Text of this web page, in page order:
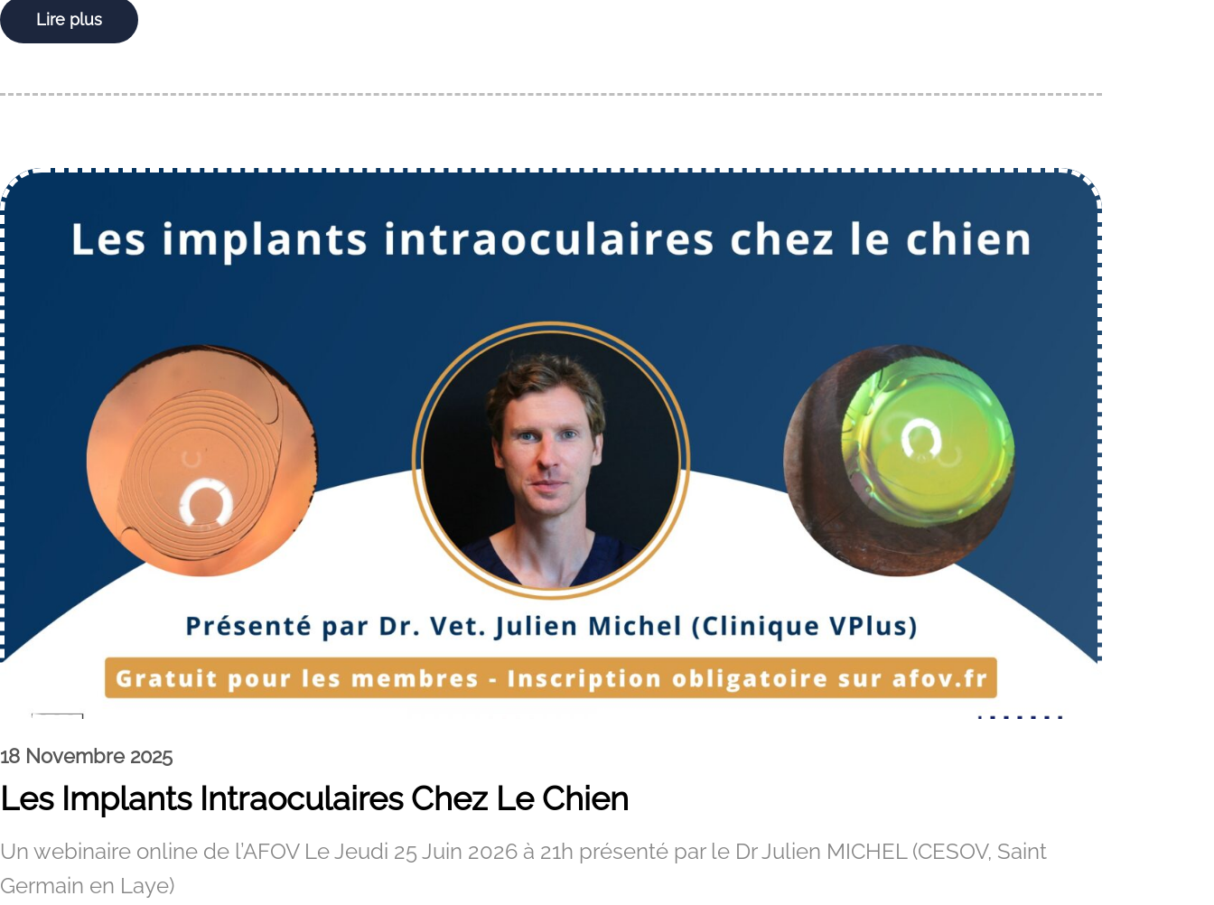
Lire plus
18 Novembre 2025
Les Implants Intraoculaires Chez Le Chien
Un webinaire online de l’AFOV Le Jeudi 25 Juin 2026 à 21h présenté par le Dr Julien MICHEL (CESOV, Saint
Germain en Laye)